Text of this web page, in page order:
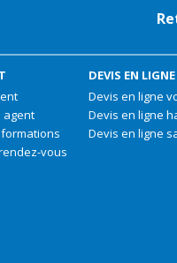
agent
vous
DEVIS EN LIGNE
Devis en ligne
Devis en ligne
Devis en ligne